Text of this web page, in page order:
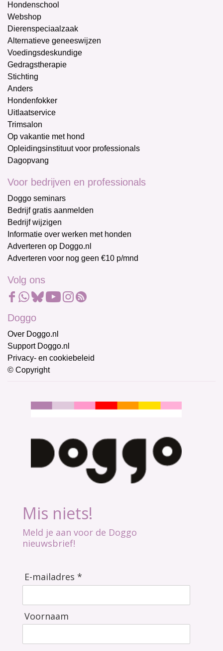
Hondenschool
Webshop
Dierenspeciaalzaak
Alternatieve geneeswijzen
Voedingsdeskundige
Gedragstherapie
Stichting
Anders
Hondenfokker
Uitlaatservice
Trimsalon
Op vakantie met hond
Opleidingsinstituut voor professionals
Dagopvang
Voor bedrijven en professionals
Doggo seminars
Bedrijf gratis aanmelden
Bedrijf wijzigen
Informatie over werken met honden
Adverteren op Doggo.nl
Adverteren voor nog geen €10 p/mnd
Volg ons
Doggo
Over Doggo.nl
Support Doggo.nl
Privacy- en cookiebeleid
© Copyright
Mis niets!
Meld je aan voor de Doggo
nieuwsbrief!
E-mailadres *
Voornaam